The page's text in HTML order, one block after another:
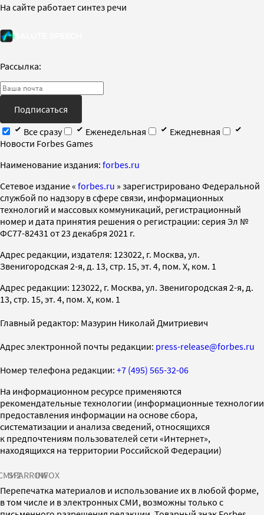
На сайте работает синтез речи
Рассылка:
Подписаться
Все сразу
Еженедельная
Ежедневная
Новости Forbes Games
Наименование издания: forbes.ru
Cетевое издание « forbes.ru » зарегистрировано Федеральной
службой по надзору в сфере связи, информационных
технологий и массовых коммуникаций, регистрационный
номер и дата принятия решения о регистрации: серия Эл №
ФС77-82431 от 23 декабря 2021 г.
Адрес редакции, издателя: 123022, г. Москва, ул.
Звенигородская 2-я, д. 13, стр. 15, эт. 4, пом. X, ком. 1
Адрес редакции: 123022, г. Москва, ул. Звенигородская 2-я, д.
13, стр. 15, эт. 4, пом. X, ком. 1
Главный редактор: Мазурин Николай Дмитриевич
Адрес электронной почты редакции: press-release@forbes.ru
Номер телефона редакции: +7 (495) 565-32-06
На информационном ресурсе применяются
рекомендательные технологии (информационные технологии
предоставления информации на основе сбора,
систематизации и анализа сведений, относящихся
к предпочтениям пользователей сети «Интернет»,
находящихся на территории Российской Федерации)
SPARROWINFOX
Перепечатка материалов и использование их в любой форме,
в том числе и в электронных СМИ, возможны только с